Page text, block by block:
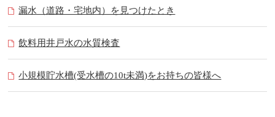
漏水（道路・宅地内）を見つけたとき
飲料用井戸水の水質検査
小規模貯水槽(受水槽の10t未満)をお持ちの皆様へ